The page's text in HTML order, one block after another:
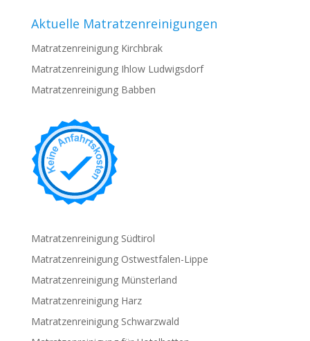
Aktuelle Matratzenreinigungen
Matratzenreinigung Kirchbrak
Matratzenreinigung Ihlow Ludwigsdorf
Matratzenreinigung Babben
Matratzenreinigung Südtirol
Matratzenreinigung Ostwestfalen-Lippe
Matratzenreinigung Münsterland
Matratzenreinigung Harz
Matratzenreinigung Schwarzwald